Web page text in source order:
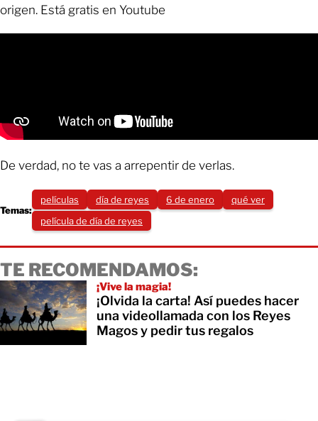
origen. Está gratis en Youtube
De verdad, no te vas a arrepentir de verlas.
Temas:
películas día de reyes 6 de enero
qué ver
película de día de reyes
TE RECOMENDAMOS:
¡Vive la magia!
¡Olvida la carta! Así puedes hacer
una videollamada con los Reyes
Magos y pedir tus regalos